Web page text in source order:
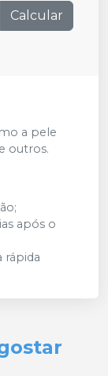
Calcular
a pele
outros.
após o
rápida